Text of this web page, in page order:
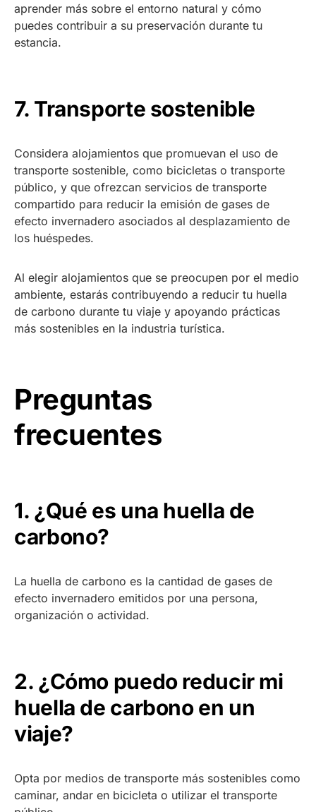
aprender más sobre el entorno natural y cómo
puedes contribuir a su preservación durante tu
estancia.
7. Transporte sostenible
Considera alojamientos que promuevan el uso de
transporte sostenible, como bicicletas o transporte
público, y que ofrezcan servicios de transporte
compartido para reducir la emisión de gases de
efecto invernadero asociados al desplazamiento de
los huéspedes.
Al elegir alojamientos que se preocupen por el medio
ambiente, estarás contribuyendo a reducir tu huella
de carbono durante tu viaje y apoyando prácticas
más sostenibles en la industria turística.
Preguntas
frecuentes
1. ¿Qué es una huella de
carbono?
La huella de carbono es la cantidad de gases de
efecto invernadero emitidos por una persona,
organización o actividad.
2. ¿Cómo puedo reducir mi
huella de carbono en un
viaje?
Opta por medios de transporte más sostenibles como
caminar, andar en bicicleta o utilizar el transporte